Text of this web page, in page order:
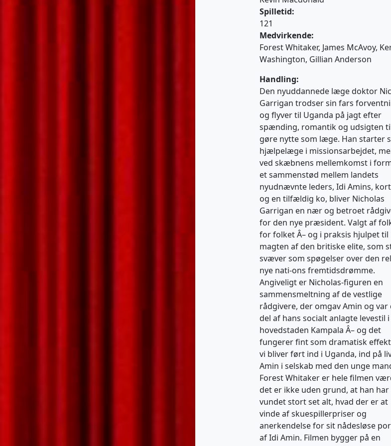
Spilletid:
121
Medvirkende:
Forest Whitaker, James McAvoy,
Washington, Gillian Anderson
Handling:
Den nyuddannede læge doktor
Garrigan trodser sin fars
og flyver til Uganda på jagt efter
spænding, romantik og udsigten
gøre nytte som læge. Han starter
hjælpelæge i missionsarbejdet,
ved skæbnens mellemkomst i
et sammenstød mellem landets
nyudnævnte leders, Idi Amins,
og en tilfældig ko, bliver Nicholas
Garrigan en nær og betroet
for den nye præsident. Valgt af
for folket Â– og i praksis hjulpet til
magten af den britiske elite, som
svæver som spøgelser over den
nye nati-ons fremtidsdrømme.
Angiveligt er Nicholas-figuren en
sammensmeltning af de vestlige
rådgivere, der omgav Amin og var
del af hans socialt anlagte levestil i
hovedstaden Kampala Â– og det
fungerer fint som dramatisk
vi bliver ført ind i Uganda, ind på
Amin i selskab med den unge
Forest Whitaker er hele filmen
det er ikke uden grund, at han har
vundet stort set alt, hvad der er at
vinde af skuespillerpriser og
anerkendelse for sit nådesløse
af Idi Amin. Filmen bygger på en